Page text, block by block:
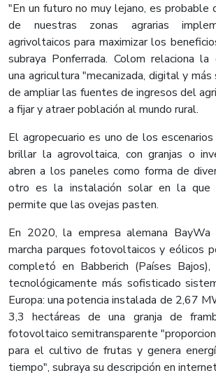
"En un futuro no muy lejano, es probable
de nuestras zonas agrarias
agrivoltaicos para maximizar los
subraya Ponferrada. Colom relaciona la
una agricultura "mecanizada, digital y
de ampliar las fuentes de ingresos del
a fijar y atraer población al mundo rural.
El agropecuario es uno de los
brillar la agrovoltaica, con granjas o
abren a los paneles como forma de
otro es la instalación solar en la que
permite que las ovejas pasten.
En 2020, la empresa alemana BayWa
marcha parques fotovoltaicos y eólicos
completó en Babberich (Países
tecnológicamente más sofisticado
Europa: una potencia instalada de 2,67
3,3 hectáreas de una granja de
fotovoltaico semitransparente
para el cultivo de frutas y genera
tiempo", subraya su descripción en